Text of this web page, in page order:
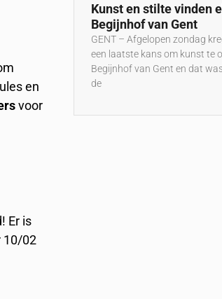
en
voor
Er is
10/02
Kunst en stilte vinden
Begijnhof van Gent
GENT – Afgelopen zondag
een laatste kans om kunst te
Begijnhof van Gent en dat
de